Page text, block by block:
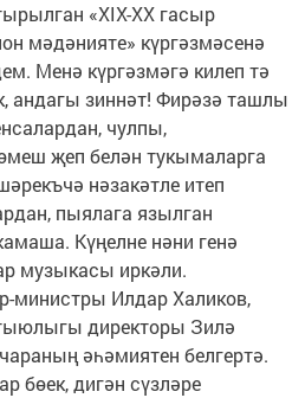
«XIX-XX гасыр
мәдәнияте» күргәзмәсенә
Менә күргәзмәгә килеп тә
андагы зиннәт! Фирәзә ташлы
чулпы,
җеп белән тукымаларга
нәзакәтле итеп
пыялага язылган
Күңелне нәни генә
музыкасы иркәли.
министры Илдар Халиков,
директоры Зилә
әһәмиятен белгертә.
бөек, дигән сүзләре